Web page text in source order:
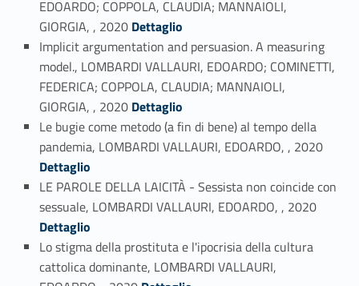
EDOARDO; COPPOLA, CLAUDIA; MANNAIOLI,
GIORGIA, , 2020 Link identifier #identifier_person_49172-36
Dettaglio
Implicit argumentation and persuasion. A measuring
model., LOMBARDI VALLAURI, EDOARDO; COMINETTI,
FEDERICA; COPPOLA, CLAUDIA; MANNAIOLI,
GIORGIA, , 2020 Link identifier #identifier_person_17247-37
Dettaglio
Le bugie come metodo (a fin di bene) al tempo della
pandemia, LOMBARDI VALLAURI, EDOARDO, , 2020
Dettaglio
LE PAROLE DELLA LAICITÀ - Sessista non coincide con
sessuale, LOMBARDI VALLAURI, EDOARDO, , 2020
Dettaglio
Lo stigma della prostituta e l'ipocrisia della cultura
cattolica dominante, LOMBARDI VALLAURI,
Link identifier #identifier_person_81937-40